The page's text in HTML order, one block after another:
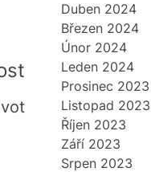
Duben 2024
Březen 2024
Únor 2024
Leden 2024
Prosinec 2023
Listopad 2023
Říjen 2023
Září 2023
Srpen 2023